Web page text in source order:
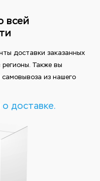
всей
доставки заказанных
Также вы
самовывоза из нашего
доставке.